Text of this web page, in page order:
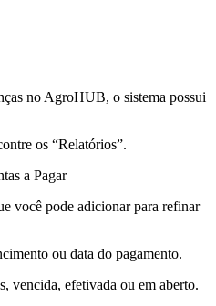
no AgroHUB, o sistema possui
os “Relatórios”.
a Pagar
você pode adicionar para refinar
ou data do pagamento.
vencida, efetivada ou em aberto.